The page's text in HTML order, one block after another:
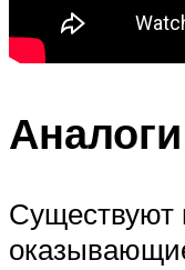
Существуют